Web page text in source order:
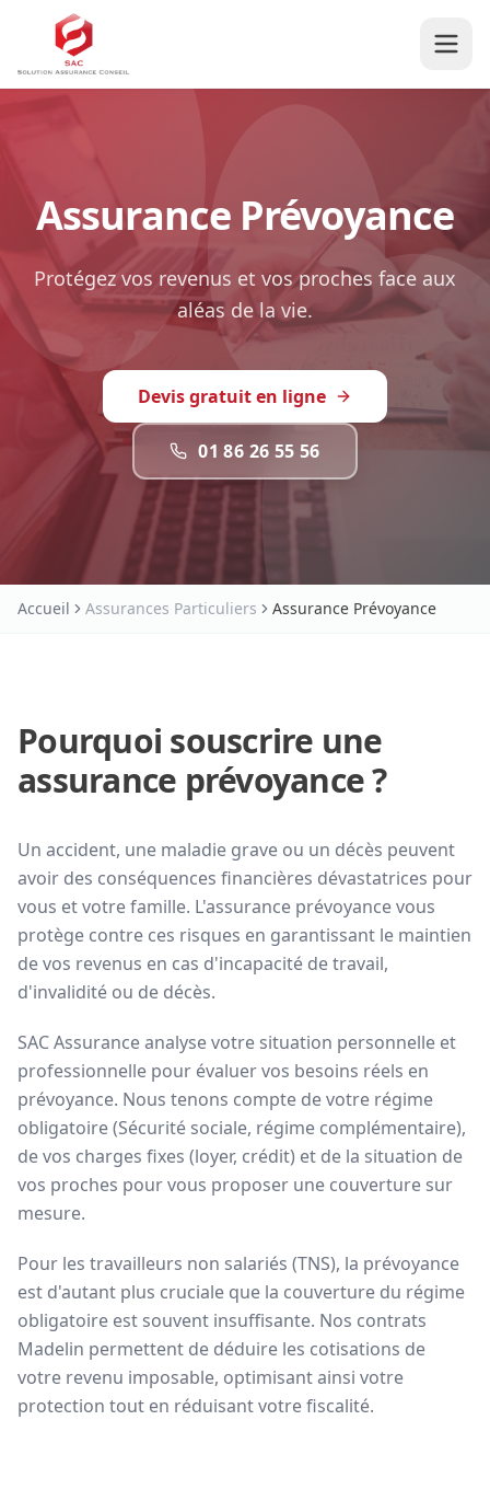
Assurance Prévoyance
Protégez vos revenus et vos proches face aux
aléas de la vie.
Devis gratuit en ligne
01 86 26 55 56
Accueil Assurances Particuliers Assurance Prévoyance
Pourquoi souscrire une
assurance prévoyance ?
Un accident, une maladie grave ou un décès peuvent
avoir des conséquences financières dévastatrices pour
vous et votre famille. L'assurance prévoyance vous
protège contre ces risques en garantissant le maintien
de vos revenus en cas d'incapacité de travail,
d'invalidité ou de décès.
SAC Assurance analyse votre situation personnelle et
professionnelle pour évaluer vos besoins réels en
prévoyance. Nous tenons compte de votre régime
obligatoire (Sécurité sociale, régime complémentaire),
de vos charges fixes (loyer, crédit) et de la situation de
vos proches pour vous proposer une couverture sur
mesure.
Pour les travailleurs non salariés (TNS), la prévoyance
est d'autant plus cruciale que la couverture du régime
obligatoire est souvent insuffisante. Nos contrats
Madelin permettent de déduire les cotisations de
votre revenu imposable, optimisant ainsi votre
protection tout en réduisant votre fiscalité.